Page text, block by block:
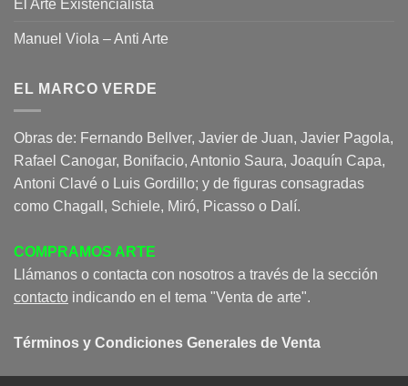
El Arte Existencialista
Manuel Viola – Anti Arte
EL MARCO VERDE
Obras de: Fernando Bellver, Javier de Juan, Javier Pagola,
Rafael Canogar, Bonifacio, Antonio Saura, Joaquín Capa,
Antoni Clavé o Luis Gordillo; y de figuras consagradas
como Chagall, Schiele, Miró, Picasso o Dalí.
COMPRAMOS ARTE
Llámanos o contacta con nosotros a través de la sección
contacto indicando en el tema "Venta de arte".
Términos y Condiciones Generales de Venta